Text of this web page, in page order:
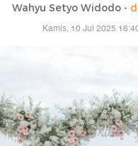
Wahyu Setyo Widodo -
Kamis, 10 Jul 2025